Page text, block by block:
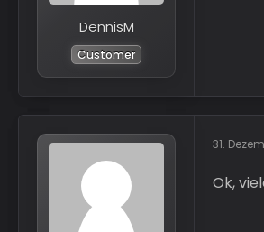
DennisM
Customer
31.
Ok,